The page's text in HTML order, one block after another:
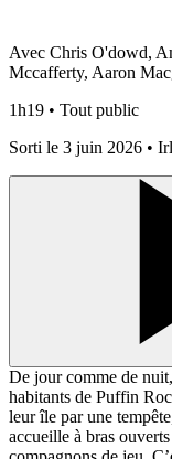
Avec Chris O'dowd,
Mccafferty, Aaron
1h19 • Tout public
Sorti le 3 juin 2026 •
De jour comme de
habitants de Puffin
leur île par une
accueille à bras